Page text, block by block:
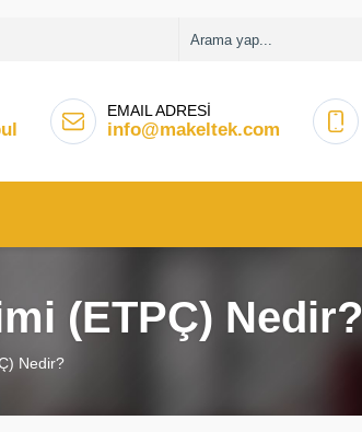
EMAIL ADRESİ
info@makeltek.com
(ETPÇ) Nedir?
Nedir?